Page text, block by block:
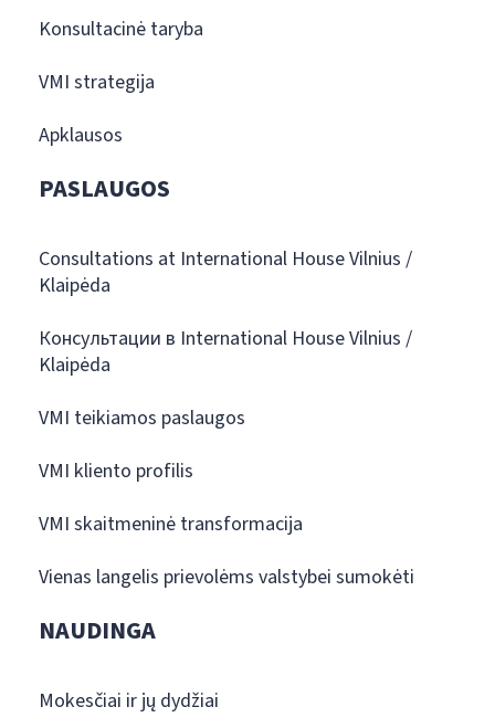
Konsultacinė taryba
VMI strategija
Apklausos
PASLAUGOS
Consultations at International House Vilnius /
Klaipėda
Консультации в International House Vilnius /
Klaipėda
VMI teikiamos paslaugos
VMI kliento profilis
VMI skaitmeninė transformacija
Vienas langelis prievolėms valstybei sumokėti
NAUDINGA
Mokesčiai ir jų dydžiai